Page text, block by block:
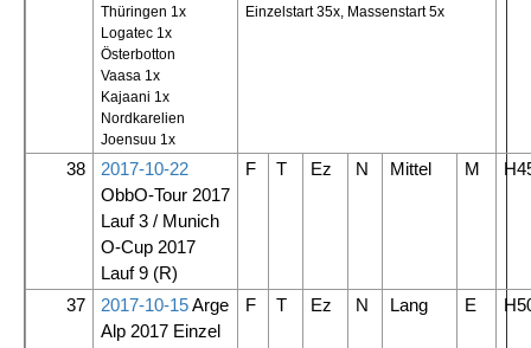
Thüringen 1x
Logatec 1x
Österbotton
Vaasa 1x
Kajaani 1x
Nordkarelien
Joensuu 1x
Einzelstart 35x, Massenstart 5x
38
2017-10-22
ObbO-Tour 2017
Lauf 3 / Munich
O-Cup 2017
Lauf 9 (R)
F T Ez N Mittel M
37 2017-10-15Arge
Alp 2017 Einzel
F T Ez N Lang E